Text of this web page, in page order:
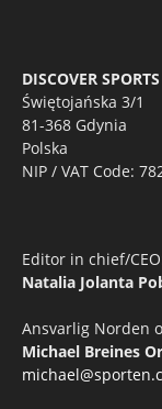
DISCOVER
Świętojańska 3/1
81-368 Gdynia
Polska
NIP / VAT Code:
Editor in chief/
Natalia Jolanta
Ansvarlig Norden
Michael Breines